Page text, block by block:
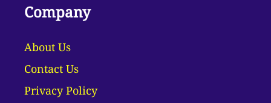
Company
About Us
Contact Us
Privacy Policy